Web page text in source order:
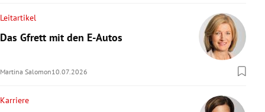
Leitartikel
Das Gfrett mit den E-Autos
Martina Salomon10.07.2026
Karriere